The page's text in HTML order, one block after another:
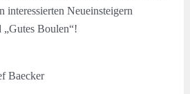
interessierten Neueinsteigern
Boulen“!
Baecker